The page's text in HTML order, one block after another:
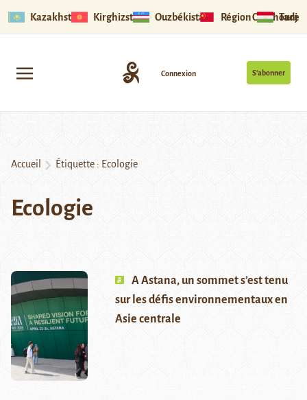
Kazakhstan Kirghizstan Ouzbékistan Région Ouïghoure
S’abonner
Connexion
Accueil Étiquette : Ecologie
Ecologie
A Astana, un sommet s’est tenu
sur les défis environnementaux en
Asie centrale